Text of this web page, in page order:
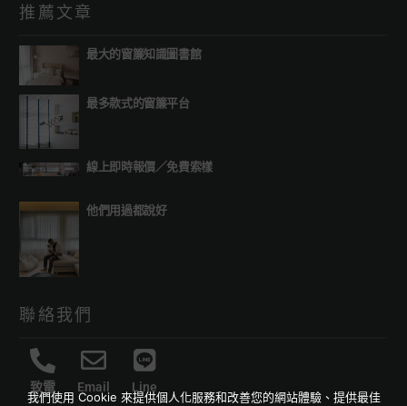
推薦文章
最大的窗簾知識圖書館
最多款式的窗簾平台
線上即時報價／免費索樣
他們用過都說好
聯絡我們
致電 Email Line
我們使用 Cookie 來提供個人化服務和改善您的網站體驗、提供最佳